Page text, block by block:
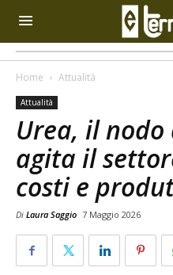
Home Attualità
Attualità
Urea, il
agita il
costi e
Di Laura Saggio 7 Maggio 2026